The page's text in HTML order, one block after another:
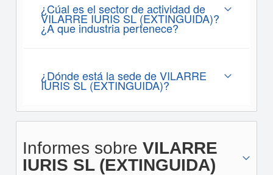
¿Cúal es el sector de actividad de
VILARRE IURIS SL (EXTINGUIDA)?
¿A que industria pertenece?
¿Dónde está la sede de VILARRE
IURIS SL (EXTINGUIDA)?
Informes sobre VILARRE
IURIS SL (EXTINGUIDA)